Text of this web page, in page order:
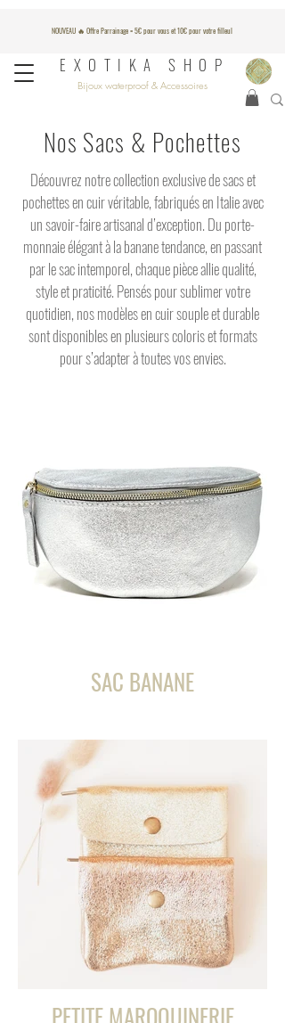
NOUVEAU 🔥 Offre Parrainage = 5€ pour vous et 10€ pour votre filleul
EXOTIKA SHOP
Bijoux waterproof & Accessoires
Nos Sacs & Pochettes
Découvrez notre collection exclusive de sacs et
pochettes en cuir véritable, fabriqués en Italie avec
un savoir-faire artisanal d’exception. Du porte-
monnaie élégant à la banane tendance, en passant
par le sac intemporel, chaque pièce allie qualité,
style et praticité. Pensés pour sublimer votre
quotidien, nos modèles en cuir souple et durable
sont disponibles en plusieurs coloris et formats
pour s’adapter à toutes vos envies.
SAC BANANE